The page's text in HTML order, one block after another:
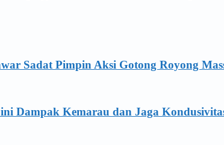
Sadat Pimpin Aksi Gotong Royong
Dampak Kemarau dan Jaga